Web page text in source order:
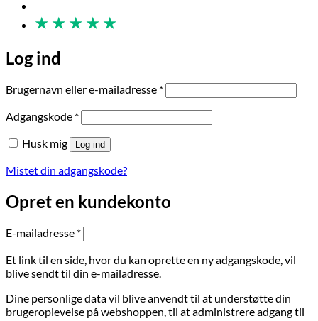
★ ★ ★ ★ ★
Log ind
Brugernavn eller e-mailadresse *Påkrævet
Adgangskode *Påkrævet
Husk mig Log ind
Mistet din adgangskode?
Opret en kundekonto
E-mailadresse *Påkrævet
Et link til en side, hvor du kan oprette en ny adgangskode, vil
blive sendt til din e-mailadresse.
Dine personlige data vil blive anvendt til at understøtte din
brugeroplevelse på webshoppen, til at administrere adgang til